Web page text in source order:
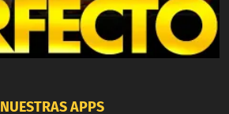
NUESTRAS APPS